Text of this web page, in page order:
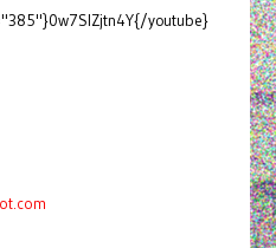
youtube}